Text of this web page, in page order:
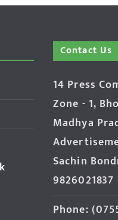
Contact Us
14 Press
Zone - 1,
Madhya
Sachin
9826021837
Phone: